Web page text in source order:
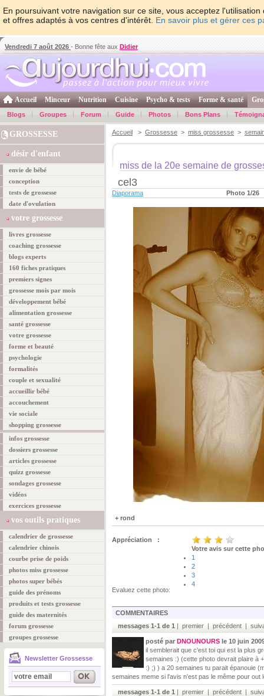
En poursuivant votre navigation sur ce site, vous acceptez
et offres adaptés à vos centres d'intérêt. En savoir plus et gérer ces
Vendredi 7 août 2026 - Bonne fête aux Didier
Accueil Minceur Nutrition Cuisine Psycho & tests Forme & santé
Blogs Groupes Forum Guide Photos Bons Plans
GROSSESSE
désir d'enfant
envie de bébé
conception
tests de grossesse
date d'ovulation
votre grossesse
livres grossesse
coaching grossesse
blogs experts
160 fiches pratiques
premiers signes
grossesse mois par mois
développement bébé
alimentation grossesse
santé grossesse
votre grossesse
forme et beauté
psychologie
formalités
couple et sexualité
accueillir bébé
accouchement
vie sociale
shopping grossesse
infos grossesse
dossiers grossesse
articles grossesse
quizz grossesse
sondages grossesse
vidéos
exercices grossesse
vos outils pratiques
calendrier de grossesse
calendrier chinois
courbe prise de poids
photos miss grossesse
photos super bébés
guide des prénoms
produits et tests grossesse
guide des maternités
forum grossesse
groupes grossesse
Newsletter Grossesse
Accueil > Grossesse > miss grossesse >
miss de la 20e semaine de
cel3
Diaporama Photo 1/26
+ rond
Appréciation :
Evaluez cette photo:
Votre avis sur cette
1
2
3
4
COMMENTAIRES
messages 1-1 de 1 | premier | précédent |
posté par DNOUNOURS le 10 juin
il semblerait que c'est toi qui est la plus
semaines :) (cette photo devrait plaire à
:) ;) ) a 20 semaines tu parait épanouie
semaines meme si l'avis n'est pas le même pour out
messages 1-1 de 1 | premier | précédent |